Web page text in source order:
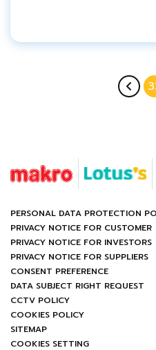
PERSONAL DATA PROTECTION
PRIVACY NOTICE FOR CUSTOMER
PRIVACY NOTICE FOR INVESTORS
PRIVACY NOTICE FOR SUPPLIERS
CONSENT PREFERENCE
DATA SUBJECT RIGHT REQUEST
CCTV POLICY
COOKIES POLICY
SITEMAP
COOKIES SETTING